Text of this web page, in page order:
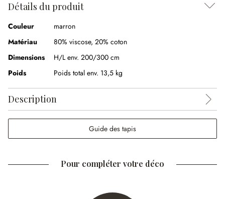
Détails du produit
Couleur
marron
Matériau
80% viscose, 20% coton
Dimensions
H/L env. 200/300 cm
Poids
Poids total env. 13,5 kg
Description
Guide des tapis
Pour compléter votre déco